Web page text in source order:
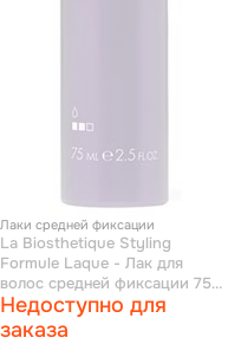
Лаки средней фиксации
La Biosthetique Styling
Formule Laque - Лак для
волос средней фиксации 75
мл
Недоступно для
заказа